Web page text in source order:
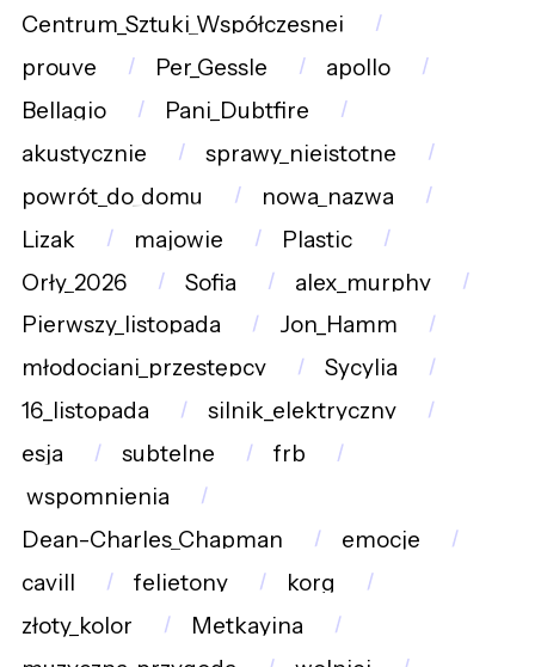
Centrum_Sztuki_Współczesnej
prouve
Per_Gessle
apollo
Bellagio
Pani_Dubtfire
akustycznie
sprawy_nieistotne
powrót_do_domu
nowa_nazwa
Lizak
majowie
Plastic
Orły_2026
Sofia
alex_murphy
Pierwszy_listopada
Jon_Hamm
młodociani_przestępcy
Sycylia
16_listopada
silnik_elektryczny
esja
subtelne
frb
wspomnienia
Dean-Charles_Chapman
emocje
cavill
felietony
korg
złoty_kolor
Metkayina